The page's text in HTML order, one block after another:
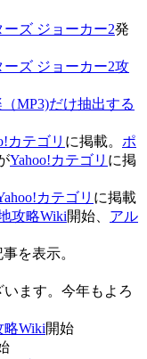
ーズ ジョーカー2発
ーズ ジョーカー2攻
MP3)だけ抽出する
カテゴリ に掲載。 ポ
Yahoo!カテゴリ に掲
カテゴリ に掲載
攻略Wiki開始、 アル
を表示。
ます。今年もよろ
略Wiki開始